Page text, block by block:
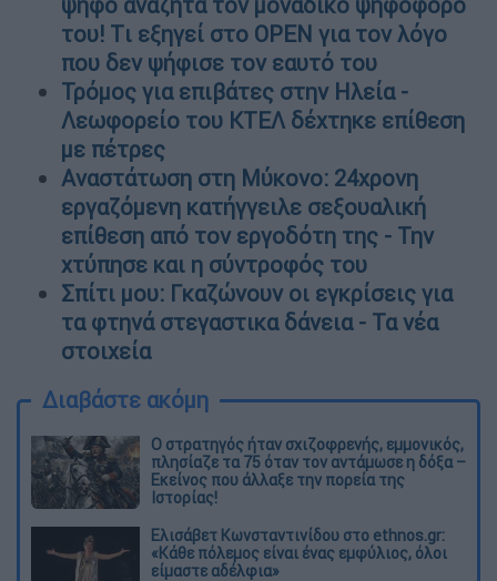
του! Tι εξηγεί στο OPEN για τον λόγο
που δεν ψήφισε τον εαυτό του
Τρόμος για επιβάτες στην Ηλεία -
Λεωφορείο του ΚΤΕΛ δέχτηκε επίθεση
με πέτρες
Αναστάτωση στη Μύκονο: 24χρονη
εργαζόμενη κατήγγειλε σεξουαλική
επίθεση από τον εργοδότη της - Την
χτύπησε και η σύντροφός του
Σπίτι μου: Γκαζώνουν οι εγκρίσεις για
τα φτηνά στεγαστικα δάνεια - Τα νέα
στοιχεία
Διαβάστε ακόμη
O στρατηγός ήταν σχιζοφρενής, εμμονικός,
πλησίαζε τα 75 όταν τον αντάμωσε η δόξα –
Εκείνος που άλλαξε την πορεία της
Ιστορίας!
Ελισάβετ Κωνσταντινίδου στο ethnos.gr:
«Κάθε πόλεμος είναι ένας εμφύλιος, όλοι
είμαστε αδέλφια»